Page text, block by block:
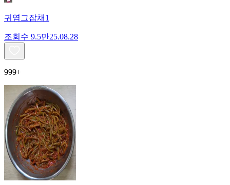
귀염그잡채1
조회수 9.5만25.08.28
999+